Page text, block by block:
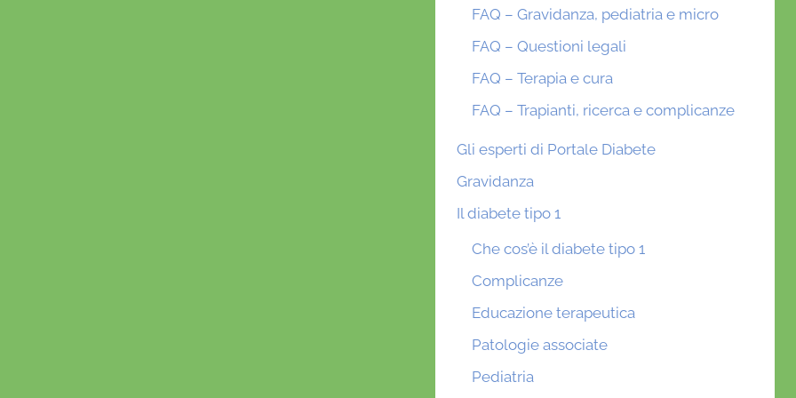
FAQ – Gravidanza, pediatria e micro
FAQ – Questioni legali
FAQ – Terapia e cura
FAQ – Trapianti, ricerca e complicanze
Gli esperti di Portale Diabete
Gravidanza
Il diabete tipo 1
Che cos’è il diabete tipo 1
Complicanze
Educazione terapeutica
Patologie associate
Pediatria